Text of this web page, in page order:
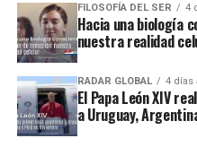
FILOSOFÍA DEL SER 4
Hacia una biología
nuestra realidad
RADAR GLOBAL 4 días
El Papa León XIV
a Uruguay,